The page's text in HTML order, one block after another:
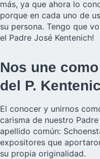
más, ya que ahora lo
porque en cada uno de
su persona. Tengo que
el Padre José Kentenich!
Nos une
del P.
El conocer y unirnos
carisma de nuestro
apellido común:
expositores que
su propia originalidad.